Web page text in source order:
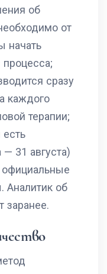
об
от
начать
сразу
каждого
терапии;
есть
— 31 августа)
Аналитик об
заранее.